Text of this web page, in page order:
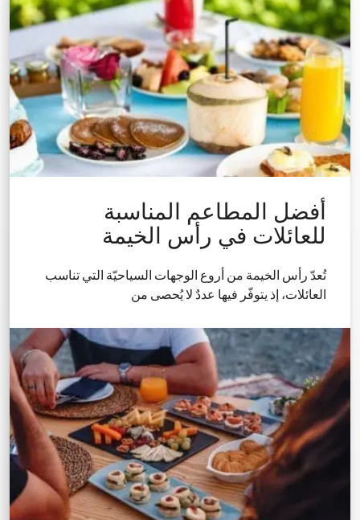
أفضل المطاعم المناسبة
للعائلات في رأس الخيمة
تُعدّ رأس الخيمة من أروع الوجهات السياحيّة التي تناسب
العائلات، إذ يتوفّر فيها عددٌ لا يُحصى من